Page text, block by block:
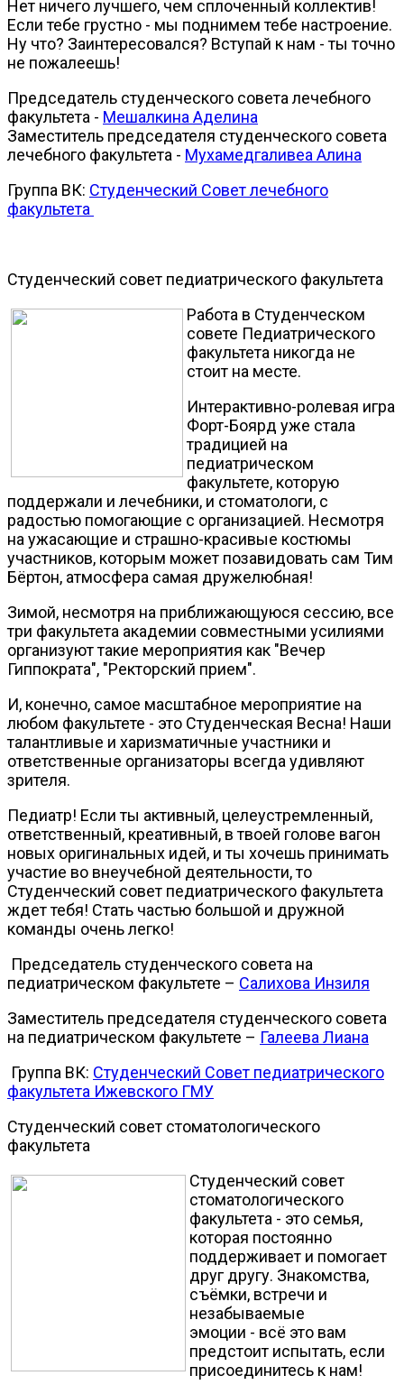
Нет ничего лучшего, чем сплоченный коллектив!
Если тебе грустно - мы поднимем тебе настроение.
Ну что? Заинтересовался? Вступай к нам - ты точно
не пожалеешь!
Председатель студенческого совета лечебного
факультета - Мешалкина Аделина
Заместитель председателя студенческого совета
лечебного факультета - Мухамедгаливеа Алина
Группа ВК: Студенческий Совет лечебного
факультета
Студенческий совет педиатрического факультета
Работа в Студенческом
совете Педиатрического
факультета никогда не
стоит на месте.
Интерактивно-ролевая игра
Форт-Боярд уже стала
традицией на
педиатрическом
факультете, которую
поддержали и лечебники, и стоматологи, с
радостью помогающие с организацией. Несмотря
на ужасающие и страшно-красивые костюмы
участников, которым может позавидовать сам Тим
Бёртон, атмосфера самая дружелюбная!
Зимой, несмотря на приближающуюся сессию, все
три факультета академии совместными усилиями
организуют такие мероприятия как "Вечер
Гиппократа", "Ректорский прием".
И, конечно, самое масштабное мероприятие на
любом факультете - это Студенческая Весна! Наши
талантливые и харизматичные участники и
ответственные организаторы всегда удивляют
зрителя.
Педиатр! Если ты активный, целеустремленный,
ответственный, креативный, в твоей голове вагон
новых оригинальных идей, и ты хочешь принимать
участие во внеучебной деятельности, то
Студенческий совет педиатрического факультета
ждет тебя! Стать частью большой и дружной
команды очень легко!
Председатель студенческого совета на
педиатрическом факультете – Салихова Инзиля
Заместитель председателя студенческого совета
на педиатрическом факультете – Галеева Лиана
Группа ВК: Студенческий Совет педиатрического
факультета Ижевского ГМУ
Студенческий совет стоматологического
факультета
Студенческий совет
стоматологического
факультета - это семья,
которая постоянно
поддерживает и помогает
друг другу. Знакомства,
съёмки, встречи и
незабываемые
эмоции - всё это вам
предстоит испытать, если
присоединитесь к нам!